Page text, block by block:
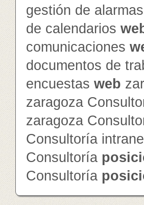
gestión de
de calendarios
comunicaciones
documentos de
encuestas web
zaragoza
zaragoza
Consultoría
Consultoría
Consultoría